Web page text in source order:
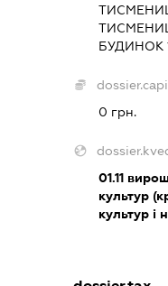
БУДИНОК
0 грн.
01.11
культур
культур і